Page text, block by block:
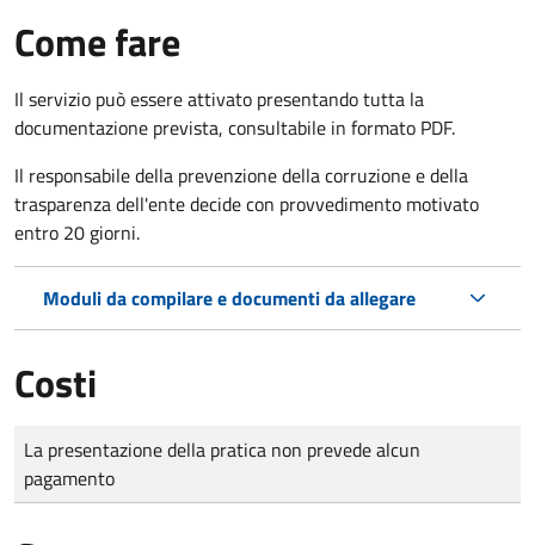
Come fare
Il servizio può essere attivato presentando tutta la
documentazione prevista, consultabile in formato PDF.
Il responsabile della prevenzione della corruzione e della
trasparenza dell'ente decide con provvedimento motivato
entro 20 giorni.
Moduli da compilare e documenti da allegare
Costi
Tipo di pagamento
Importo
La presentazione della pratica non prevede alcun
pagamento